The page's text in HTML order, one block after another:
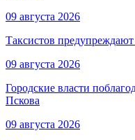
09 августа 2026
Таксистов
09 августа 2026
Городские власти
Пскова
09 августа 2026